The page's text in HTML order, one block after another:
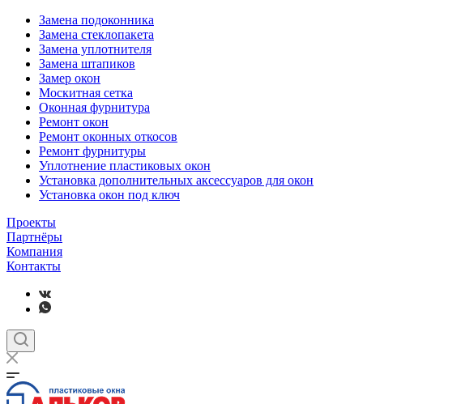
Замена подоконника
Замена стеклопакета
Замена уплотнителя
Замена штапиков
Замер окон
Москитная сетка
Оконная фурнитура
Ремонт окон
Ремонт оконных откосов
Ремонт фурнитуры
Уплотнение пластиковых окон
Установка дополнительных аксессуаров для окон
Установка окон под ключ
Проекты
Партнёры
Компания
Контакты